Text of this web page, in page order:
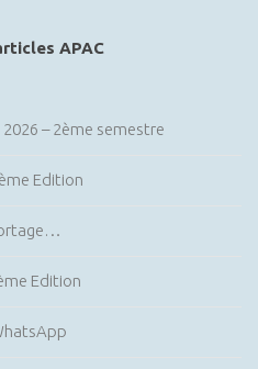
APAC
– 2ème semestre
Edition
Edition